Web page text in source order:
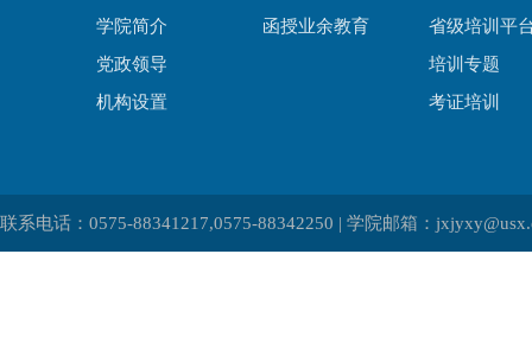
学院简介
党政领导
机构设置
函授业余教育
省级培训平
培训专题
考证培训
联系电话：0575-88341217,0575-88342250 | 学院邮箱：